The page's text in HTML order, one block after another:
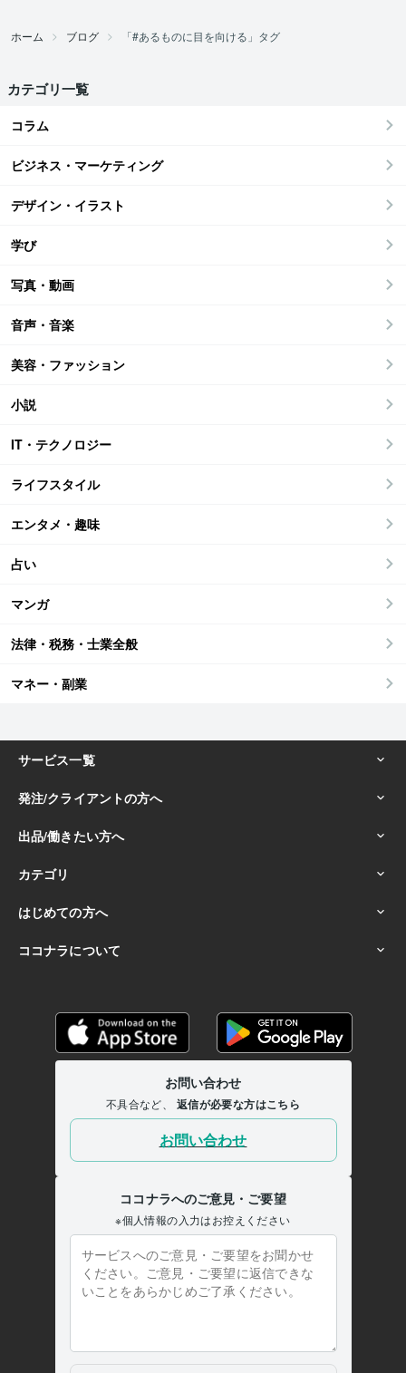
ホーム ブログ 「#あるものに目を向ける」タグ
カテゴリ一覧
コラム
ビジネス・マーケティング
デザイン・イラスト
学び
写真・動画
音声・音楽
美容・ファッション
小説
IT・テクノロジー
ライフスタイル
エンタメ・趣味
占い
マンガ
法律・税務・士業全般
マネー・副業